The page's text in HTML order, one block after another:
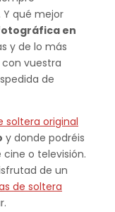
qué mejor
en
y de lo más
vuestra
de
soltera original
y donde podréis
o televisión.
de un
de soltera